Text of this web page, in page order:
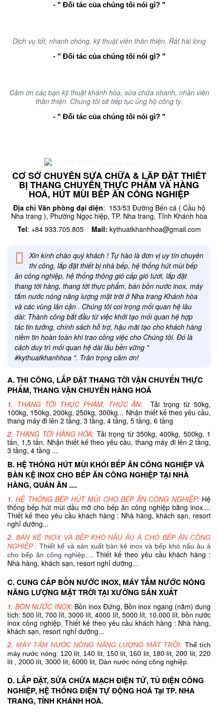
- " Đối tác của chúng tôi nói gì? "
Dịch vụ tốt, nhanh chóng, kỹ thuật viên thân thiện. Rất hài lòng
- " Đối tác của chúng tôi nói gì? "
Cảm ơn các bạn kỹ thuật khánh hòa, sửa chữa nhanh, nhân viên
thân thiện. Chúng tôi sẽ tiếp tục ủng hộ công ty.
- " Đối tác của chúng tôi nói gì? "
CƠ SỞ CHUYÊN SỬA CHỮA & LẮP ĐẶT THIẾT
BỊ THANG CHUYỂN THỰC PHẨM VÀ HÀNG
HOÁ, HÚT MÙI BẾP ĂN CÔNG NGHIỆP
Địa chỉ Văn phòng đại diện: 153/53 Đường Bến cá ( Cầu hộ
Nha trang ), Phường Ngọc hiệp, TP. Nha trang, Tỉnh Khánh hòa
Tel: +84 933.705.805 Mail: kythuatkhanhhoa@gmail.com
Xin kính chào quý khách ! Tự hào là đơn vị uy tín chuyên
thi công, lắp đặt thiết bị nhà bếp, hệ thống hút mùi bếp
ăn công nghiệp, hệ thống thông gió cấp gió tươi, lắp đặt
thang tời hàng, thang tời thực phẩm, bán bồn nước inox, máy
tắm nước nóng năng lượng mặt trời ở Nha trang Khánh hòa
và các vùng lân cận . Chúng tôi coi trọng mối quan hệ lâu
dài: Thành công bắt đầu từ việc khởi tạo mối quan hệ hợp
tác tin tưởng, chính sách hỗ trợ, hậu mãi tạo cho khách hàng
niềm tin hoàn toàn khi trao công việc cho Chúng tôi. Đó là
cách duy trì mối quan hệ dài lâu bền vững "
#kythuatkhanhhoa ". Trân trọng cảm ơn!
A. THI CÔNG, LẮP ĐẶT THANG TỜI VẬN CHUYỂN THỰC
PHẨM, THANG VẬN CHUYỂN HÀNG HOÁ
1. THANG TỜI THỰC PHẨM, THỨC ĂN:
Tải trọng từ 50kg,
100kg, 150kg, 200kg, 250kg, 300kg... Nhận thiết kế theo yêu cầu,
thang máy đi lên 2 tầng, 3 tầng, 4 tầng, 5 tầng, 6 tầng
2. THANG TỜI HÀNG HÓA: Tải trọng từ 350kg, 400kg, 500kg, 1
tấn, 1,5 tấn. Nhận thiết kế theo yêu cầu, thang máy đi lên 2 tầng,
3 tầng, 4 tầng ...
B. HỆ THỐNG HÚT MÙI KHÓI BẾP ĂN CÔNG NGHIỆP VÀ
BÀN KỆ INOX CHO BẾP ĂN CÔNG NGHIỆP TẠI NHÀ
HÀNG, QUÁN ĂN ....
1.HỆ THỐNG BẾP HÚT MÙI CHO BẾP ĂN CÔNG NGHIỆP: Hệ
thống bếp hút mùi dầu mỡ cho bếp ăn công nghiệp bằng inox....
Thiết kế theo yêu cầu khách hàng : Nhà hàng, khách sạn, resort
nghỉ dưỡng...
2. BÀN KỆ INOX VÀ BẾP KHÒ NẤU ÂU Á CHO BẾP ĂN CÔNG
NGHIỆP: Thiết kế và sản xuất bàn kệ inox và bếp khò nấu âu á
cho bếp ăn công nghiệp.... Thiết kế theo yêu cầu khách hàng :
Nhà hàng, khách sạn, resort nghỉ dưỡng...
C. CUNG CẤP BỒN NƯỚC INOX, MÁY TẮM NƯỚC NÓNG
NĂNG LƯỢNG MẶT TRỜI TẠI XƯỞNG SẢN XUẤT
1.BỒN NƯỚC INOX: Bồn inox Đứng, Bồn inox ngang (nằm) dung
tích: 500 lít, 700 lít, 3000 lít, 4000 lít, 5000 lít, 10.000 lít, bồn nước
inox công nghiệp. Thiết kế theo yêu cầu khách hàng : Nhà hàng,
khách sạn, resort nghỉ dưỡng...
2. MÁY TẮM NƯỚC NÓNG NĂNG LƯỢNG MẶT TRỜI: Thể tích
máy nước nóng: 120 lít, 140 lít, 150 lít, 160 lít, 180 lít, 200 lít, 220
lít , 2000 lít, 3000 lít, 6000 lít, Dàn nước nóng công nghiệp.
D. LẮP ĐẶT, SỬA CHỮA MẠCH ĐIỆN TỬ, TỦ ĐIỆN CÔNG
NGHIỆP, HỆ THỐNG ĐIỆN TỰ ĐỘNG HOÁ Tại TP. NHA
TRANG, TỈNH KHÁNH HOÀ.